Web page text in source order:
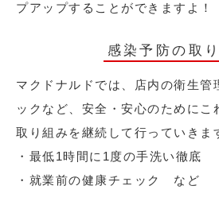
プアップすることができますよ！
感染予防の取
マクドナルドでは、店内の衛生管
ックなど、安全・安心のためにこ
取り組みを継続して行っていきま
・最低1時間に1度の手洗い徹底
・就業前の健康チェック など